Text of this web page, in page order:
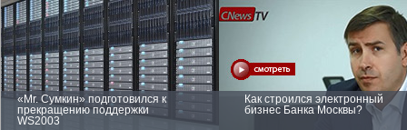
«Mr. Сумкин» подготовился к
прекращению поддержки
WS2003
Как строился электронный
бизнес Банка Москвы?